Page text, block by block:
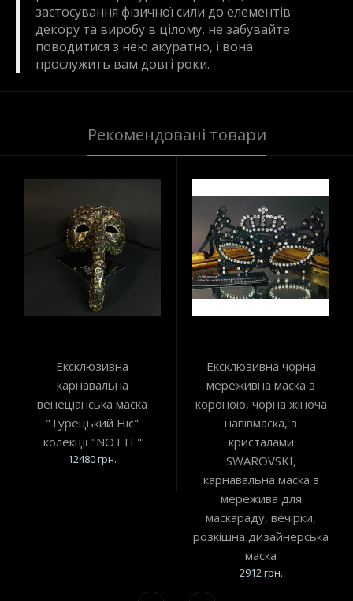
застосування фізичної сили до елементів
декору та виробу в цілому, не забувайте
поводитися з нею акуратно, і вона
прослужить вам довгі роки.
Рекомендовані товари
Ексклюзивна
карнавальна
венеціанська маска
"Турецький Ніс"
колекції "NOTTE"
12480 грн.
Ексклюзивна чорна
мереживна маска з
короною, чорна жіноча
напівмаска, з
кристалами
SWAROVSKI,
карнавальна маска з
мережива для
маскараду, вечірки,
розкішна дизайнерська
маска
2912 грн.